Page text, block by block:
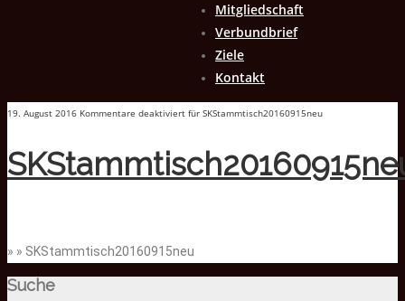
Mitgliedschaft
Verbundbrief
Ziele
Kontakt
19. August 2016 Kommentare deaktiviert für SKStammtisch20160915neu
» » SKStammtisch20160915neu
Suche